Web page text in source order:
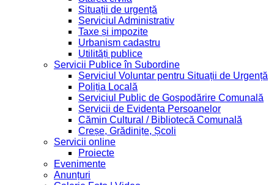
Situații de urgență
Serviciul Administrativ
Taxe și impozite
Urbanism cadastru
Utilități publice
Servicii Publice în Subordine
Serviciul Voluntar pentru Situații de Urgență
Poliția Locală
Serviciul Public de Gospodărire Comunală
Servicii de Evidența Persoanelor
Cămin Cultural / Bibliotecă Comunală
Creșe, Grădinițe, Școli
Servicii online
Proiecte
Evenimente
Anunțuri